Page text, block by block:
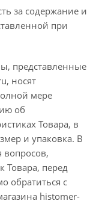
за содержание и
при
представленные
носят
мере
об
Товара, в
и упаковка. В
вопросов,
Товара, перед
обратиться с
histomer-